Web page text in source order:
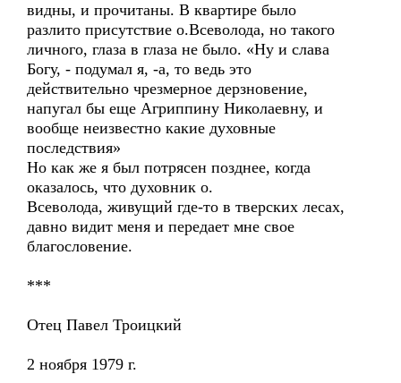
видны, и прочитаны. В квартире было
разлито присутствие о.Всеволода, но такого
личного, глаза в глаза не было. «Ну и слава
Богу, - подумал я, -а, то ведь это
действительно чрезмерное дерзновение,
напугал бы еще Агриппину Николаевну, и
вообще неизвестно какие духовные
последствия»
Но как же я был потрясен позднее, когда
оказалось, что духовник о.
Всеволода, живущий где-то в тверских лесах,
давно видит меня и передает мне свое
благословение.
***
Отец Павел Троицкий
2 ноября 1979 г.